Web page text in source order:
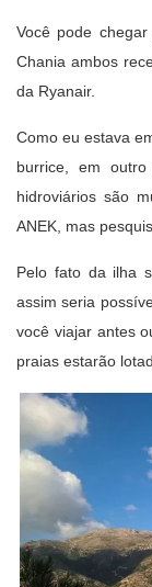
Você pode
Chania ambos
da Ryanair.
Como eu estava
burrice, em
hidroviários são
ANEK, mas
Pelo fato da ilha
assim seria
você viajar antes
praias estarão